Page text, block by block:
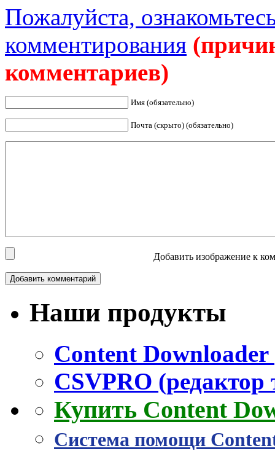
Пожалуйста,
комментирования
комментариев)
Имя (обязательно)
Почта (скрыто) (обязательно)
Добавить изображение к
Наши продукты
Content Downloader
CSVPRO (редактор
Купить Content
Система помощи